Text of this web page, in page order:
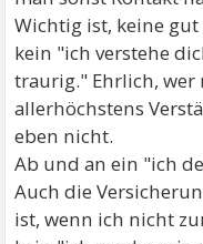
Wichtig ist, keine gut
kein "ich verstehe
traurig." Ehrlich, wer
allerhöchstens
eben nicht.
Ab und an ein "ich
Auch die
ist, wenn ich nicht